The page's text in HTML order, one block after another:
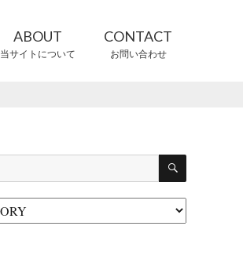
ABOUT
当サイトについて
CONTACT
お問い合わせ
検